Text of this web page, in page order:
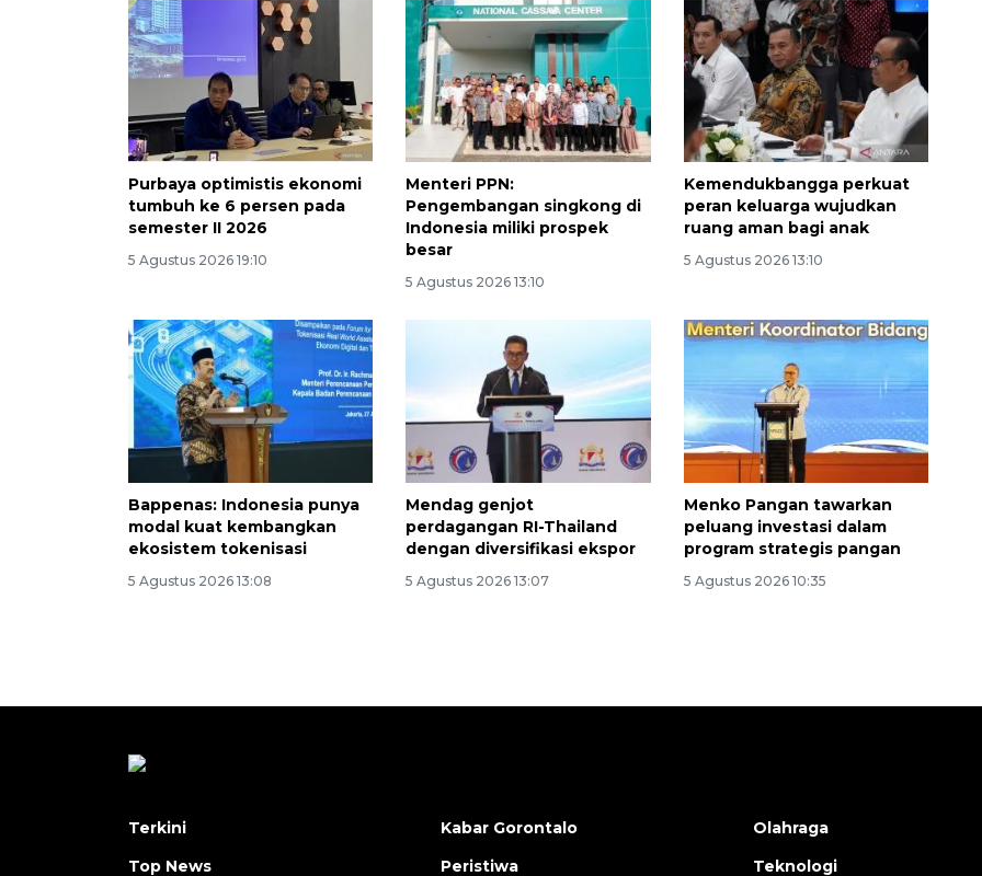
Purbaya optimistis ekonomi
tumbuh ke 6 persen pada
semester II 2026
5 Agustus 2026 19:10
Menteri PPN:
Pengembangan singkong di
Indonesia miliki prospek
besar
5 Agustus 2026 13:10
Kemendukbangga perkuat
peran keluarga wujudkan
ruang aman bagi anak
5 Agustus 2026 13:10
Bappenas: Indonesia punya
modal kuat kembangkan
ekosistem tokenisasi
5 Agustus 2026 13:08
Mendag genjot
perdagangan RI-Thailand
dengan diversifikasi ekspor
5 Agustus 2026 13:07
Menko Pangan tawarkan
peluang investasi dalam
program strategis pangan
5 Agustus 2026 10:35
Memberantas kejahatan
jalanan Jakarta
2026-08-05 18:00:00
Terkini
Top News
Kabar Gorontalo
Peristiwa
Olahraga
Teknologi